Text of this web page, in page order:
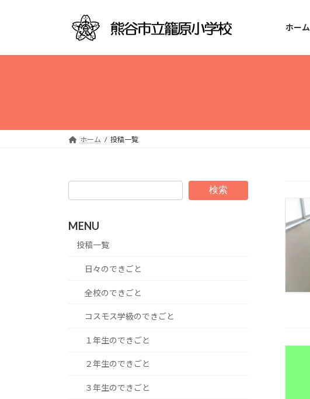
プ
動
ホーム
ホーム 投稿一覧
検索
MENU
投稿一覧
日々のできごと
全校のできごと
コスモス学級のできごと
１年生のできごと
２年生のできごと
３年生のできごと